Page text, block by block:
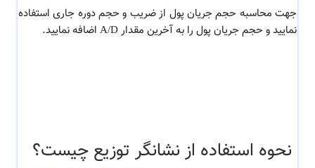
جهت محاسبه حجم جریان پول از ضریب و حجم دوره جاری استفاده
نمایید و حجم جریان پول را به آخرین مقدار A/D اضافه نمایید.
نحوه استفاده از نشانگر توزیع چیست؟